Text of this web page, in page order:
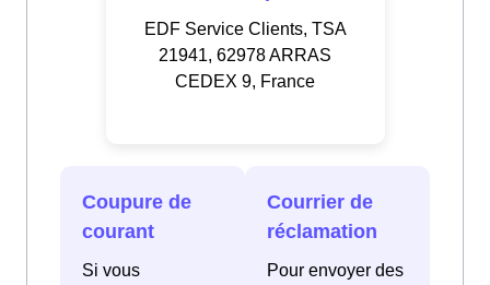
EDF Service Clients, TSA
21941, 62978 ARRAS
CEDEX 9, France
Coupure de
courant
Si vous
Courrier de
réclamation
Pour envoyer des